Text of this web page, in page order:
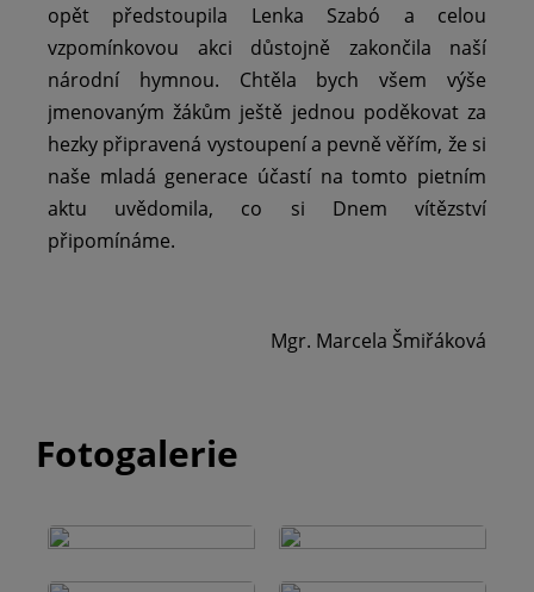
opět předstoupila Lenka Szabó a celou
vzpomínkovou akci důstojně zakončila naší
národní hymnou. Chtěla bych všem výše
jmenovaným žákům ještě jednou poděkovat za
hezky připravená vystoupení a pevně věřím, že si
naše mladá generace účastí na tomto pietním
aktu uvědomila, co si Dnem vítězství
připomínáme.
Mgr. Marcela Šmiřáková
Fotogalerie